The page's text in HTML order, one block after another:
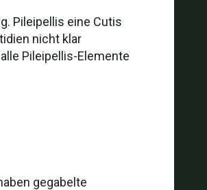
Pileipellis eine Cutis
nicht klar
Pileipellis-Elemente
gegabelte